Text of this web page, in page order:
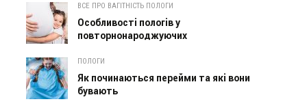
ВСЕ ПРО ВАГІТНІСТЬ ПОЛОГИ
Особливості пологів у
повторнонароджуючих
ПОЛОГИ
Як починаються перейми та які вони
бувають